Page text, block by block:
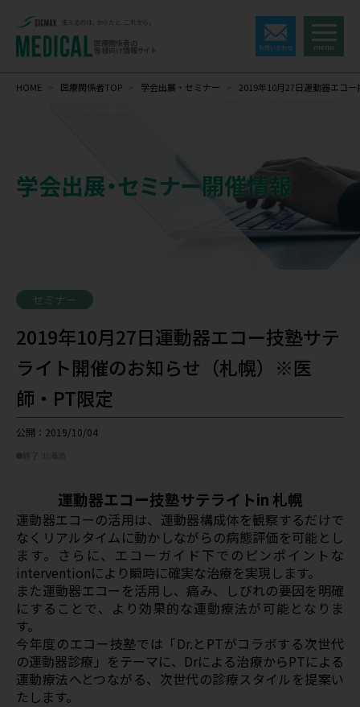
支えるのは、からだと、これから。
医療関係者の
皆様向け情報サイト
HOME > 医療関係者TOP > 学会出展・セミナー > 2019年10月27日運動器エコ
学会出展・セミナー開催情報
セミナー
2019年10月27日運動器エコー技塾サテ
ライト開催のお知らせ（札幌）※医
師・PT限定
公開：2019/10/04
運動器エコー技塾サテライトin 札幌
運動器エコーの活用は、運動器構成体を観察するだけで
なくリアルタイムに動かしながらの病態評価を可能とし
ます。さらに、エコーガイド下でのピンポイントな
interventionにより瞬時に確実な治療を実現します。
また運動器エコーを活用し、痛み、しびれの要因を明確
にすることで、より効果的な運動療法が可能となりま
す。
今年度のエコー技塾では「Dr.とPTがコラボする次世代
の運動器診療」をテーマに、Drによる治療からPTによる
運動療法へとつながる、次世代の診療スタイルを提案い
たします。